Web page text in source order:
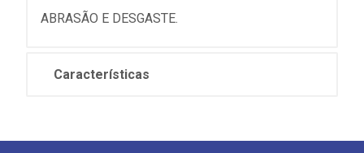
ABRASÃO E DESGASTE.
Características